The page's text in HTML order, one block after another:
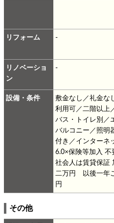
リフォーム -
リノベーショ
ン
-
設備・条件
敷金なし／礼金な
利用可／二階以上
バス・トイレ別／
バルコニー／照明
付き／インターネ
社会人は賃貸保証
二万円 以後一年
円
その他